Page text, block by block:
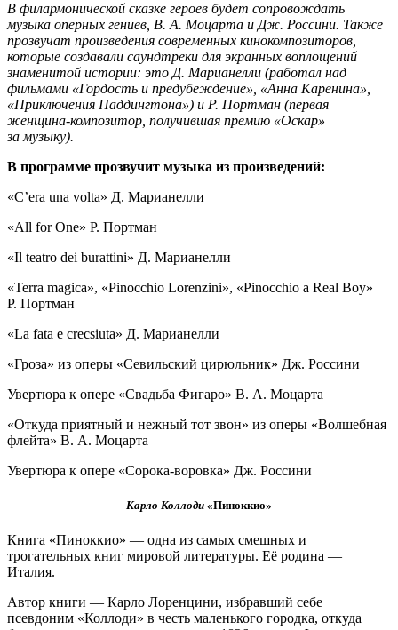
В филармонической сказке героев будет сопровождать
музыка оперных гениев, В. А. Моцарта и Дж. Россини. Также
прозвучат произведения современных кинокомпозиторов,
которые создавали саундтреки для экранных воплощений
знаменитой истории: это Д. Марианелли (работал над
фильмами «Гордость и предубеждение», «Анна Каренина»,
«Приключения Паддингтона») и Р. Портман (первая
женщина-композитор, получившая премию «Оскар»
за музыку).
В программе прозвучит музыка из произведений:
«C’era una volta» Д. Марианелли
«All for One» Р. Портман
«Il teatro dei burattini» Д. Марианелли
«Terra magica», «Pinocchio Lorenzini», «Pinocchio a Real Boy»
Р. Портман
«La fata e crecsiuta» Д. Марианелли
«Гроза» из оперы «Севильский цирюльник» Дж. Россини
Увертюра к опере «Свадьба Фигаро» В. А. Моцарта
«Откуда приятный и нежный тот звон» из оперы «Волшебная
флейта» В. А. Моцарта
Увертюра к опере «Сорока-воровка» Дж. Россини
Карло Коллоди «Пиноккио»
Книга «Пиноккио» — одна из самых смешных и
трогательных книг мировой литературы. Её родина —
Италия.
Автор книги — Карло Лоренцини, избравший себе
псевдоним «Коллоди» в честь маленького городка, откуда